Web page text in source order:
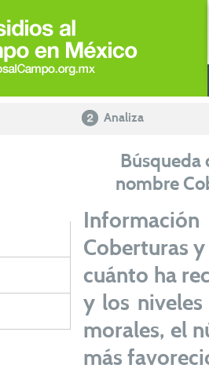
Analiza
Búsqueda
nombre
Coberturas
cuánto ha
y los
morales, el
más